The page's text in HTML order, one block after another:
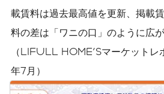
載賃料は過去最高値を更新、掲載
料の差は「ワニの口」のように広
（LIFULL HOME'Sマーケットレ
年7月）